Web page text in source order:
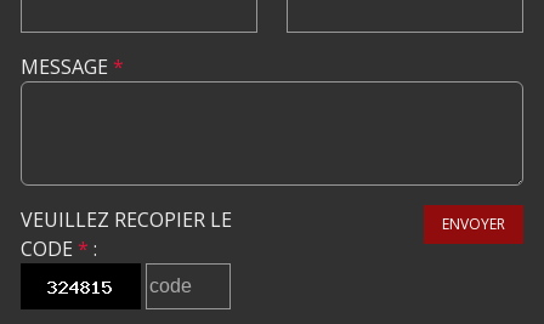
MESSAGE *
VEUILLEZ RECOPIER LE
CODE * :
ENVOYER